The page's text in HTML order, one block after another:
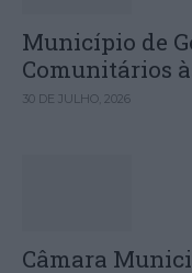
Município de
Comunitários
30 DE JULHO, 2026
Câmara